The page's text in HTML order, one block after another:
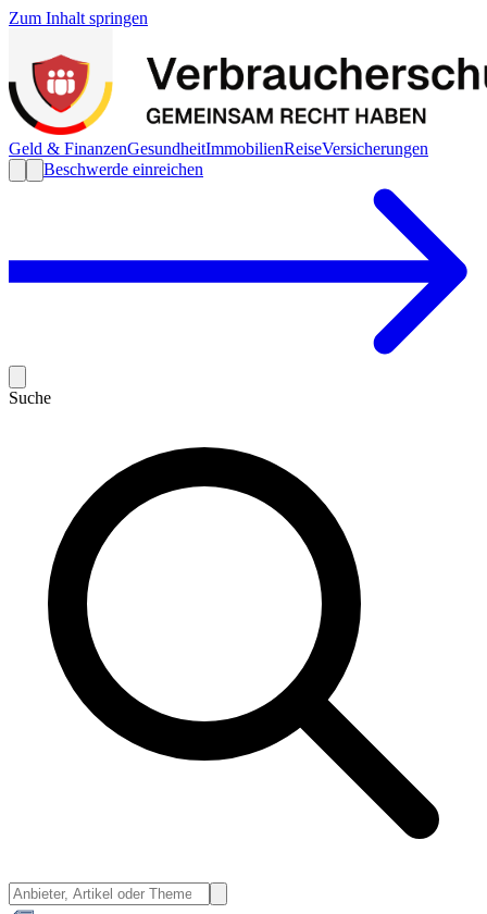
Zum Inhalt springen
Geld & FinanzenGesundheitImmobilienReiseVersicherungen
Beschwerde einreichen
Suche